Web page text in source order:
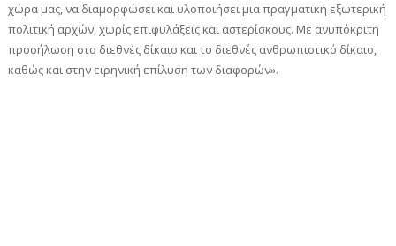
χώρα μας, να διαμορφώσει και υλοποιήσει μια πραγματική εξωτερική
πολιτική αρχών, χωρίς επιφυλάξεις και αστερίσκους. Με ανυπόκριτη
προσήλωση στο διεθνές δίκαιο και το διεθνές ανθρωπιστικό δίκαιο,
καθώς και στην ειρηνική επίλυση των διαφορών».